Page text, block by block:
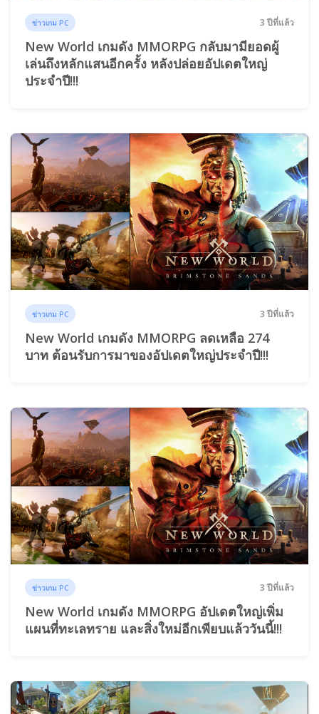
ข่าวเกม PC 3 ปีที่แล้ว
New World เกมดัง MMORPG กลับมามียอดผู้
เล่นถึงหลักแสนอีกครั้ง หลังปล่อยอัปเดตใหญ่
ประจำปี!!!
ข่าวเกม PC 3 ปีที่แล้ว
New World เกมดัง MMORPG ลดเหลือ 274
บาท ต้อนรับการมาของอัปเดตใหญ่ประจำปี!!!
ข่าวเกม PC 3 ปีที่แล้ว
New World เกมดัง MMORPG อัปเดตใหญ่เพิ่ม
แผนที่ทะเลทราย และสิ่งใหม่อีกเพียบแล้ววันนี้!!!